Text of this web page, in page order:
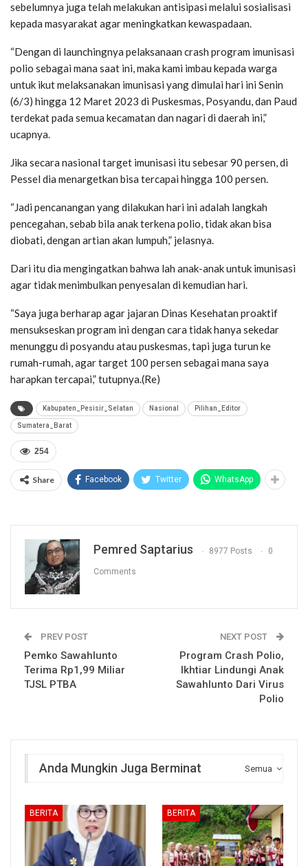
sebelumnya juga telah melakukan antisipasi melalui sosialisasi
kepada masyarakat agar meningkatkan kewaspadaan.
“Dengan di launchingnya pelaksanaan crash program imunisasi
polio sebagai mana saat ini, maka kami imbau kepada warga
untuk ikut melaksanakan imunisasi yang dimulai hari ini Senin
(6/3) hingga 12 Maret 2023 di Puskesmas, Posyandu, dan Paud
terdekat pada semua kecamatan dan nagari di daerah ini,”
ucapnya.
Jika secara nasional target imunisasi itu sebesar 90 persen, di
Pessel dia menargetkan bisa tercapai hingga 100 persen.
“Jadi pencanangan yang dilakukan hari ini adalah langkah
pencegahan, sebab bila anak terkena polio, tidak akan bisa
diobati, dengan artian akan lumpuh,” jelasnya.
Dari itu dia mengingatkan bahwa lah anak-anak untuk imunisasi
agar tidak menimbulkan penyesalan di kemudian hari.
“Saya juga berharap agar jajaran Dinas Kesehatan proaktif
mensukseskan program ini dengan cara tidak hanya sekedar
menunggu di posyandu atau puskesmas, tapi juga turun ke
rumah-rumah, agar target 100 persen sebagai mana saya
harapkan tercapai,” tutupnya.(Re)
Kabupaten_Pesisir_Selatan Nasional Pilihan_Editor
Sumatera_Barat
254
Share Facebook Twitter WhatsApp
Pemred Saptarius 8977 Posts 0
Comments
PREV POST
Pemko Sawahlunto
Terima Rp1,99 Miliar
TJSL PTBA
NEXT POST
Program Crash Polio,
Ikhtiar Lindungi Anak
Sawahlunto Dari Virus
Polio
Semua
Anda Mungkin Juga Berminat
BERITA BERITA